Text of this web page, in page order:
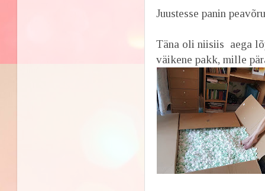
Juustesse panin
Täna oli niisiis aega
väikene pakk, mille